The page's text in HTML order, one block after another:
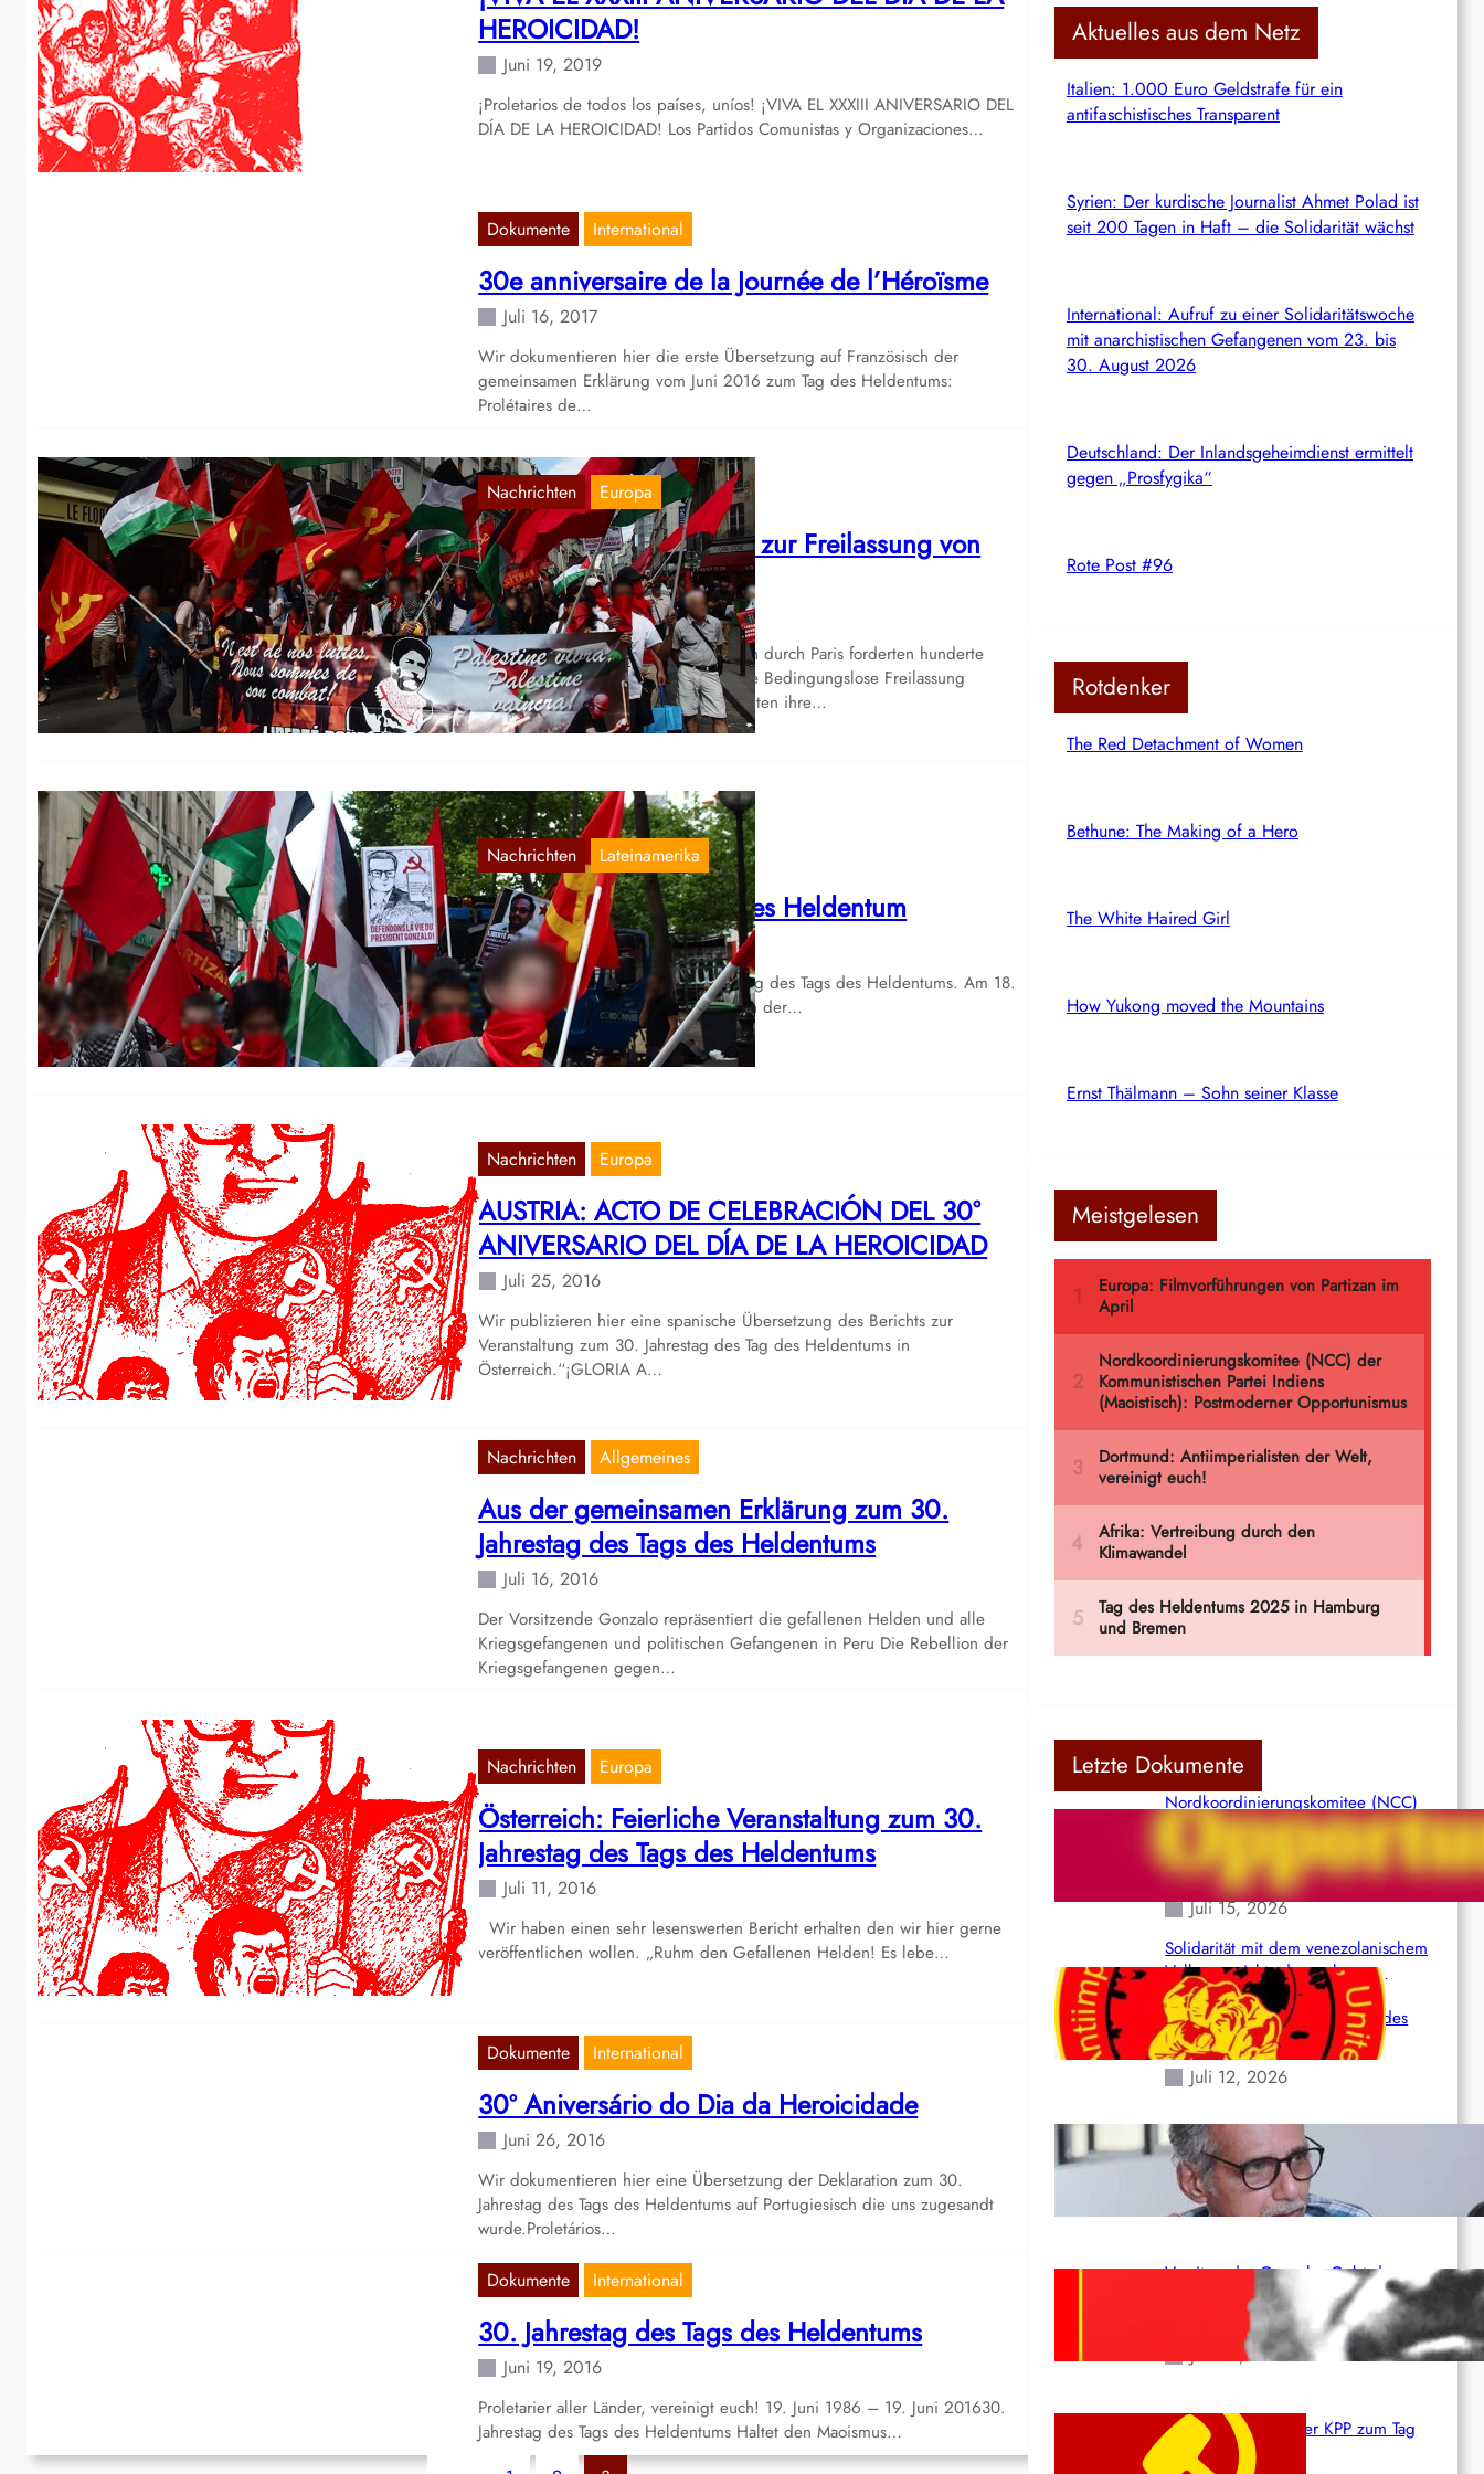
HEROICIDAD!
Juni 19, 2019
¡Proletarios de todos los países, uníos! ¡VIVA EL XXXIII ANIVERSARIO DEL
DÍA DE LA HEROICIDAD! Los Partidos Comunistas y Organizaciones…
Dokumente International
30e anniversaire de la Journée de l’Héroïsme
Juli 16, 2017
Wir dokumentieren hier die erste Übersetzung auf Französisch der
gemeinsamen Erklärung vom Juni 2016 zum Tag des Heldentums:
Prolétaires de…
Nachrichten Europa
Kraftvolle Demonstration zur Freilassung von
Georges Abdallah
Juni 20, 2017
In einer ausdrucksvollen Demonstration durch Paris forderten hunderte
Demonstranten vergangen Samstag die Bedingungslose Freilassung
George Ibrahim Abdhallahs und brachten ihre…
Nachrichten Lateinamerika
31. Jahrestag des Tags des Heldentum
Juni 19, 2017
Heute ist der 19. Juni, der 31. Jahrestag des Tags des Heldentums. Am 18.
Juni 1986 rebellierten die Gefangenen der…
Nachrichten Europa
AUSTRIA: ACTO DE CELEBRACIÓN DEL 30°
ANIVERSARIO DEL DÍA DE LA HEROICIDAD
Juli 25, 2016
Wir publizieren hier eine spanische Übersetzung des Berichts zur
Veranstaltung zum 30. Jahrestag des Tag des Heldentums in
Österreich.“¡GLORIA A…
Nachrichten Allgemeines
Aus der gemeinsamen Erklärung zum 30.
Jahrestag des Tags des Heldentums
Juli 16, 2016
Der Vorsitzende Gonzalo repräsentiert die gefallenen Helden und alle
Kriegsgefangenen und politischen Gefangenen in Peru Die Rebellion der
Kriegsgefangenen gegen…
Nachrichten Europa
Österreich: Feierliche Veranstaltung zum 30.
Jahrestag des Tags des Heldentums
Juli 11, 2016
Wir haben einen sehr lesenswerten Bericht erhalten den wir hier gerne
veröffentlichen wollen. „Ruhm den Gefallenen Helden! Es lebe…
Dokumente International
30º Aniversário do Dia da Heroicidade
Juni 26, 2016
Wir dokumentieren hier eine Übersetzung der Deklaration zum 30.
Jahrestag des Tags des Heldentums auf Portugiesisch die uns zugesandt
wurde.Proletários…
Dokumente International
30. Jahrestag des Tags des Heldentums
Juni 19, 2016
Proletarier aller Länder, vereinigt euch! 19. Juni 1986 – 19. Juni 201630.
Jahrestag des Tags des Heldentums Haltet den Maoismus…
c
Aktuelles aus dem Netz
Italien: 1.000 Euro Geldstrafe für ein
antifaschistisches Transparent
Syrien: Der kurdische Journalist Ahmet Polad ist
seit 200 Tagen in Haft – die Solidarität wächst
International: Aufruf zu einer Solidaritätswoche
mit anarchistischen Gefangenen vom 23. bis
30. August 2026
Deutschland: Der Inlandsgeheimdienst ermittelt
gegen „Prosfygika“
Rote Post #96
Rotdenker
The Red Detachment of Women
Bethune: The Making of a Hero
The White Haired Girl
How Yukong moved the Mountains
Ernst Thälmann – Sohn seiner Klasse
Meistgelesen
Letzte Dokumente
Nordkoordinierungskomitee (NCC)
der Kommunistischen Partei Indiens
(Maoistisch): Postmoderner
Opportunismus
Juli 15, 2026
Solidarität mit dem venezolanischem
Volk angesichts der verlorenen
Leben und der katastrophalen
Situation durch die Erdbeben des
24. Juni!
Juli 12, 2026
Indien: „Die Politik der Kapitulation“
von K. Murali (Ajith)
Juli 1, 2026
Vorsitzender Gonzalo: Gebt das
Leben für die Partei und die
Revolution!
Juni 19, 2026
Beschluss des ZK der KPP zum Tag
des Heldentums